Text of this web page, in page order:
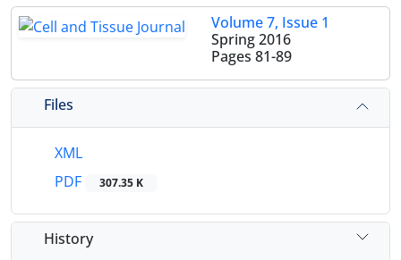
Volume 7, Issue 1
Spring 2016
Pages 81-89
Files
XML
PDF
307.35 K
History